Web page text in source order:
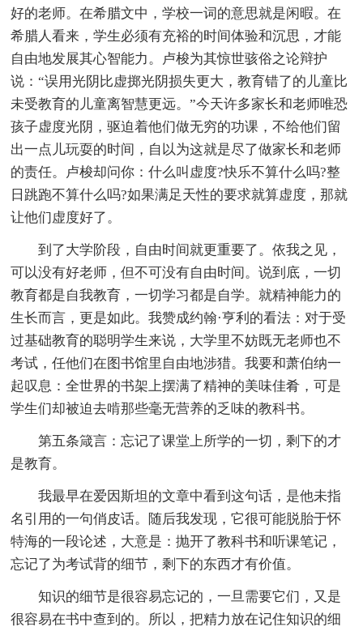
好的老师。在希腊文中，学校一词的意思就是闲暇。在
希腊人看来，学生必须有充裕的时间体验和沉思，才能
自由地发展其心智能力。卢梭为其惊世骇俗之论辩护
说：“误用光阴比虚掷光阴损失更大，教育错了的儿童比
未受教育的儿童离智慧更远。”今天许多家长和老师唯恐
孩子虚度光阴，驱迫着他们做无穷的功课，不给他们留
出一点儿玩耍的时间，自以为这就是尽了做家长和老师
的责任。卢梭却问你：什么叫虚度?快乐不算什么吗?整
日跳跑不算什么吗?如果满足天性的要求就算虚度，那就
让他们虚度好了。
到了大学阶段，自由时间就更重要了。依我之见，
可以没有好老师，但不可没有自由时间。说到底，一切
教育都是自我教育，一切学习都是自学。就精神能力的
生长而言，更是如此。我赞成约翰·亨利的看法：对于受
过基础教育的聪明学生来说，大学里不妨既无老师也不
考试，任他们在图书馆里自由地涉猎。我要和萧伯纳一
起叹息：全世界的书架上摆满了精神的美味佳肴，可是
学生们却被迫去啃那些毫无营养的乏味的教科书。
第五条箴言：忘记了课堂上所学的一切，剩下的才
是教育。
我最早在爱因斯坦的文章中看到这句话，是他未指
名引用的一句俏皮话。随后我发现，它很可能脱胎于怀
特海的一段论述，大意是：抛开了教科书和听课笔记，
忘记了为考试背的细节，剩下的东西才有价值。
知识的细节是很容易忘记的，一旦需要它们，又是
很容易在书中查到的。所以，把精力放在记住知识的细